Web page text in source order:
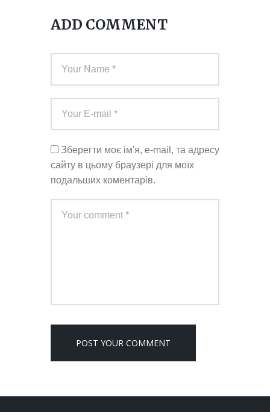
ADD COMMENT
Зберегти моє ім'я, e-mail, та адресу
сайту в цьому браузері для моїх
подальших коментарів.